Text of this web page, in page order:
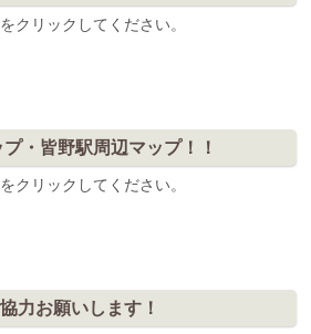
クリックしてください。
・皆野駅周辺マップ！！
クリックしてください。
力お願いします！